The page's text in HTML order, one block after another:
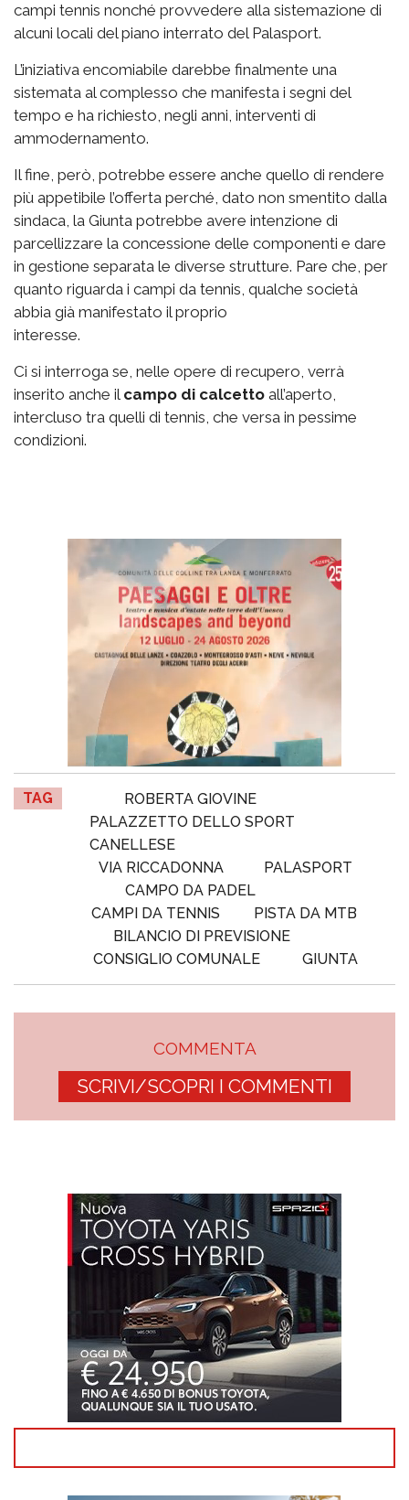
campi tennis nonché provvedere alla sistemazione di
alcuni locali del piano interrato del Palasport.
L’iniziativa encomiabile darebbe finalmente una
sistemata al complesso che manifesta i segni del
tempo e ha richiesto, negli anni, interventi di
ammodernamento.
Il fine, però, potrebbe essere anche quello di rendere
più appetibile l’offerta perché, dato non smentito dalla
sindaca, la Giunta potrebbe avere intenzione di
parcellizzare la concessione delle componenti e dare
in gestione separata le diverse strutture. Pare che, per
quanto riguarda i campi da tennis, qualche società
abbia già manifestato il proprio
interesse.
Ci si interroga se, nelle opere di recupero, verrà
inserito anche il campo di calcetto all’aperto,
intercluso tra quelli di tennis, che versa in pessime
condizioni.
TAG
ROBERTA GIOVINE
PALAZZETTO DELLO SPORT
CANELLESE
VIA RICCADONNA
PALASPORT
CAMPO DA PADEL
CAMPI DA TENNIS
PISTA DA MTB
BILANCIO DI PREVISIONE
CONSIGLIO COMUNALE
GIUNTA
COMMENTA
SCRIVI/SCOPRI I COMMENTI